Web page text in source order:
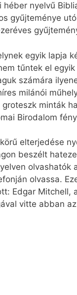
nyelvű
gyűjteménye
egyik lapja
tűntek el
számára
milánói
minták
Birodalom
elterjedése
beszélt
olvashatók
olvassa.
Edgar Mitchell,
vitte abban